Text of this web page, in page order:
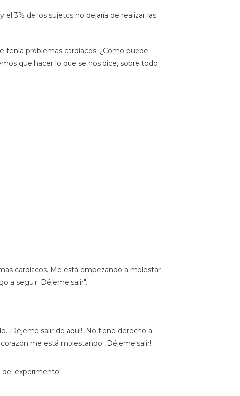
3% de los sujetos no dejaría de realizar las
tenía problemas cardíacos. ¿Cómo puede
que hacer lo que se nos dice, sobre todo
cardíacos. Me está empezando a molestar
a seguir. Déjeme salir".
¡Déjeme salir de aquí! ¡No tiene derecho a
me está molestando. ¡Déjeme salir!
del experimento".